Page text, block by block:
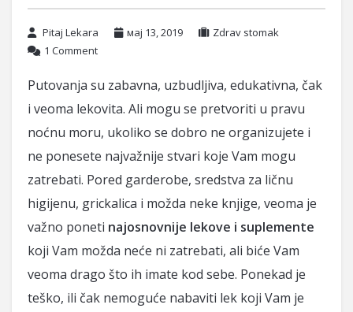
Pitaj Lekara мај 13, 2019
Zdrav stomak
1 Comment
Putovanja su zabavna, uzbudljiva, edukativna, čak
i veoma lekovita. Ali mogu se pretvoriti u pravu
noćnu moru, ukoliko se dobro ne organizujete i
ne ponesete najvažnije stvari koje Vam mogu
zatrebati. Pored garderobe, sredstva za ličnu
higijenu, grickalica i možda neke knjige, veoma je
važno poneti najosnovnije lekove i suplemente
koji Vam možda neće ni zatrebati, ali biće Vam
veoma drago što ih imate kod sebe. Ponekad je
teško, ili čak nemoguće nabaviti lek koji Vam je